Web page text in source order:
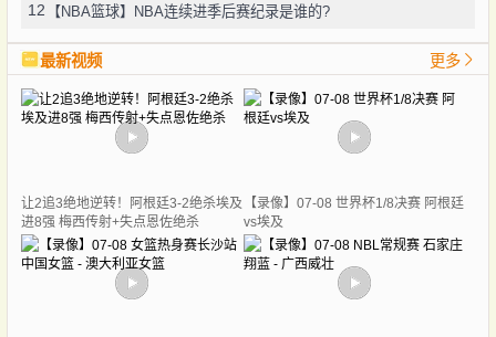
12 【NBA篮球】NBA连续进季后赛纪录是谁的?
最新视频 更多
让2追3绝地逆转！阿根廷3-2绝杀埃及
进8强 梅西传射+失点恩佐绝杀
【录像】07-08 世界杯1/8决赛 阿根廷
vs埃及